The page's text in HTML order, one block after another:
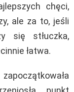
chęci,
ale za to, jeśli
się stłuczka,
łatwa.